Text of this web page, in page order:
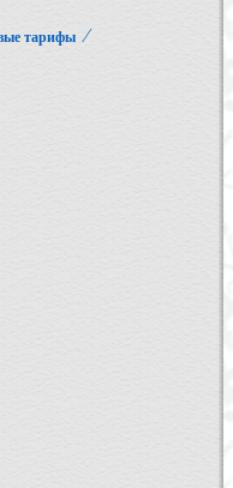
тарифы ⁄